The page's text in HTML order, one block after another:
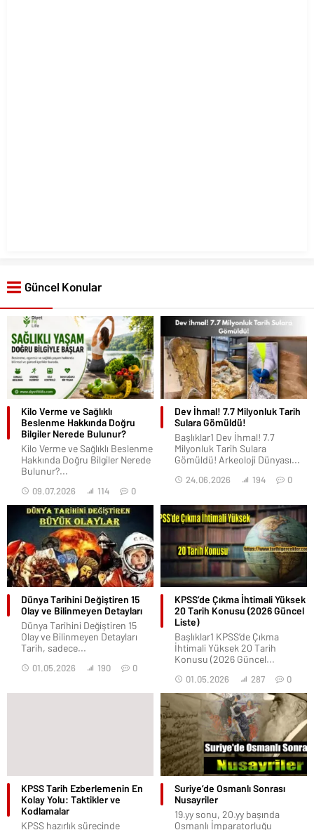
Güncel Konular
Kilo Verme ve Sağlıklı
Beslenme Hakkında Doğru
Bilgiler Nerede Bulunur?
Kilo Verme ve Sağlıklı Beslenme
Hakkında Doğru Bilgiler Nerede
Bulunur?...
09.07.2026 114 0
Dev İhmal! 7.7 Milyonluk Tarih
Sulara Gömüldü!
Başlıklar1 Dev İhmal! 7.7
Milyonluk Tarih Sulara
Gömüldü! Arkeoloji Dünyası...
24.06.2026 194 0
Dünya Tarihini Değiştiren 15
Olay ve Bilinmeyen Detayları
Dünya Tarihini Değiştiren 15
Olay ve Bilinmeyen Detayları
Tarih, sadece...
01.05.2026 190 0
KPSS’de Çıkma İhtimali Yüksek
20 Tarih Konusu (2026 Güncel
Liste)
Başlıklar1 KPSS’de Çıkma
İhtimali Yüksek 20 Tarih
Konusu (2026 Güncel...
01.05.2026 287 0
KPSS Tarih Ezberlemenin En
Kolay Yolu: Taktikler ve
Kodlamalar
KPSS hazırlık sürecinde
Suriye’de Osmanlı Sonrası
Nusayriler
19.yy sonu, 20.yy başında
Osmanlı İmparatorluğu